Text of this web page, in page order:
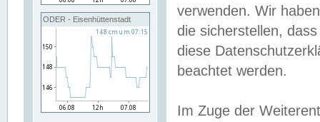
ODER - Eisenhüttenstadt
verwenden. Wir
die sicherstellen,
diese
beachtet werden.
Im Zuge der